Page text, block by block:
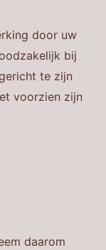
door uw
bij
te zijn
voorzien zijn
daarom